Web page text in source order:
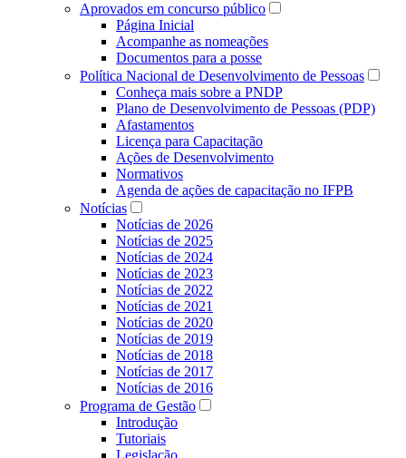
Aprovados em concurso público
Página Inicial
Acompanhe as nomeações
Documentos para a posse
Política Nacional de Desenvolvimento de Pessoas
Conheça mais sobre a PNDP
Plano de Desenvolvimento de Pessoas (PDP)
Afastamentos
Licença para Capacitação
Ações de Desenvolvimento
Normativos
Agenda de ações de capacitação no IFPB
Notícias
Notícias de 2026
Notícias de 2025
Notícias de 2024
Notícias de 2023
Notícias de 2022
Notícias de 2021
Notícias de 2020
Notícias de 2019
Notícias de 2018
Notícias de 2017
Notícias de 2016
Programa de Gestão
Introdução
Tutoriais
Legislação